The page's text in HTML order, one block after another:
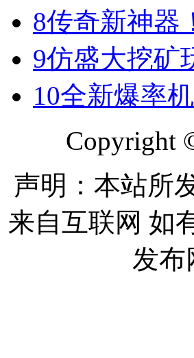
8传奇新神器
9仿盛大挖矿
10全新爆率
Copyright
声明：本站所
来自互联网 如
发布